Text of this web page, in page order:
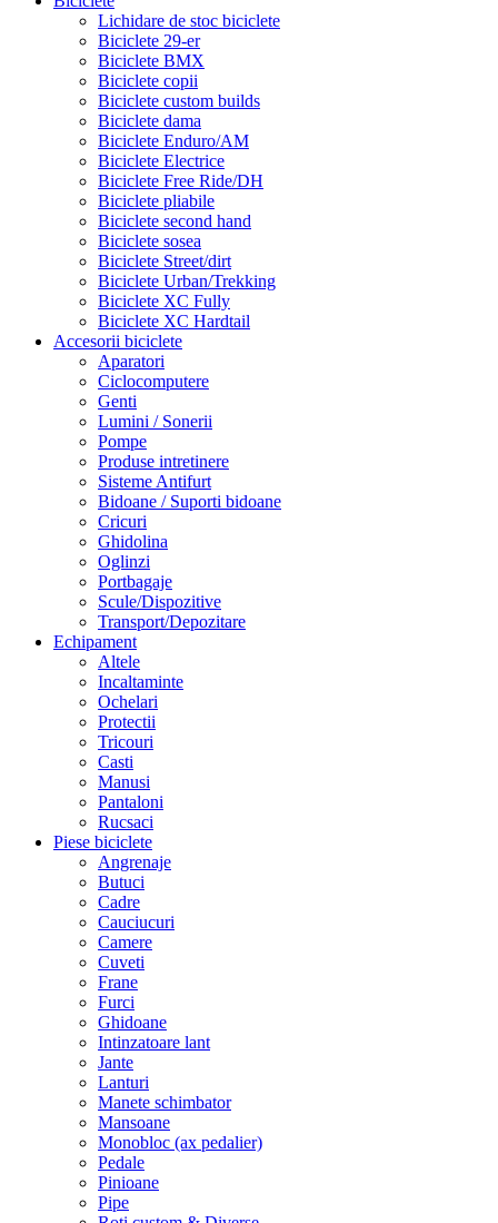
Lichidare de stoc biciclete
Biciclete 29-er
Biciclete BMX
Biciclete copii
Biciclete custom builds
Biciclete dama
Biciclete Enduro/AM
Biciclete Electrice
Biciclete Free Ride/DH
Biciclete pliabile
Biciclete second hand
Biciclete sosea
Biciclete Street/dirt
Biciclete Urban/Trekking
Biciclete XC Fully
Biciclete XC Hardtail
Accesorii biciclete
Aparatori
Ciclocomputere
Genti
Lumini / Sonerii
Pompe
Produse intretinere
Sisteme Antifurt
Bidoane / Suporti bidoane
Cricuri
Ghidolina
Oglinzi
Portbagaje
Scule/Dispozitive
Transport/Depozitare
Echipament
Altele
Incaltaminte
Ochelari
Protectii
Tricouri
Casti
Manusi
Pantaloni
Rucsaci
Piese biciclete
Angrenaje
Butuci
Cadre
Cauciucuri
Camere
Cuveti
Frane
Furci
Ghidoane
Intinzatoare lant
Jante
Lanturi
Manete schimbator
Mansoane
Monobloc (ax pedalier)
Pedale
Pinioane
Pipe